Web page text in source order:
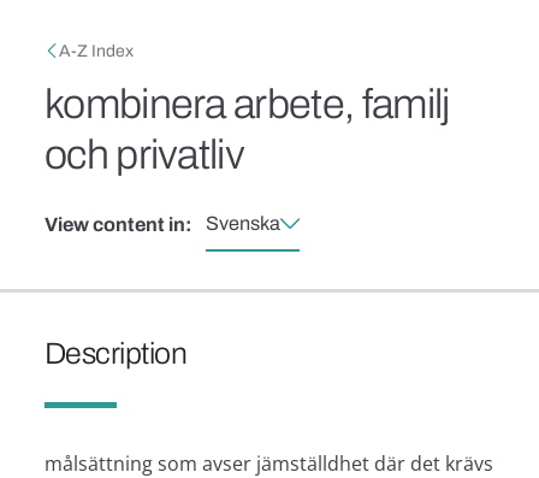
Breadcrumb
A-Z Index
kombinera arbete, familj
och privatliv
View content in: Svenska
Description
målsättning som avser jämställdhet där det krävs